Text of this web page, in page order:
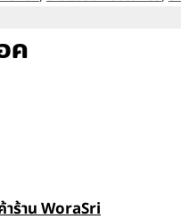
ค
ร้าน WoraSri